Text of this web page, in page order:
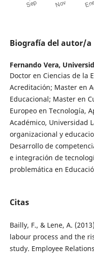
Biografía del autor/a
Fernando Vera,
Doctor en Ciencias de la
Acreditación; Master en
Educacional; Master en
Europeo en Tecnología,
Académico, Universidad
organizacional y
Desarrollo de
e integración de
problemática en
Citas
Bailly, F., & Lene, A.
labour process and the
study. Employee